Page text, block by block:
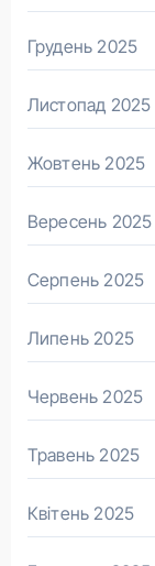
Грудень 2025
Листопад 2025
Жовтень 2025
Вересень 2025
Серпень 2025
Липень 2025
Червень 2025
Травень 2025
Квітень 2025